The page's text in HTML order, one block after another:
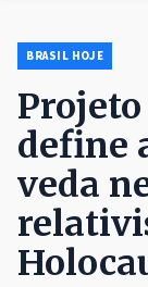
BRASIL HOJE
Projeto
define
veda